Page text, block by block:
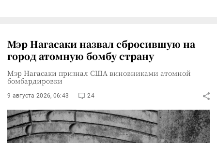
Мэр Нагасаки назвал сбросившую на
город атомную бомбу страну
Мэр Нагасаки признал США виновниками атомной
бомбардировки
9 августа 2026, 06:43 24